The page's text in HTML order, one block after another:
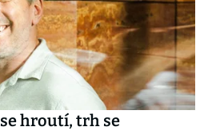
hroutí, trh se